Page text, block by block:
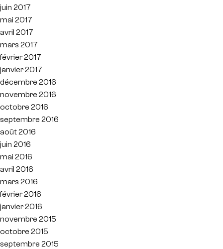
juin 2017
mai 2017
avril 2017
mars 2017
février 2017
janvier 2017
décembre 2016
novembre 2016
octobre 2016
septembre 2016
août 2016
juin 2016
mai 2016
avril 2016
mars 2016
février 2016
janvier 2016
novembre 2015
octobre 2015
septembre 2015